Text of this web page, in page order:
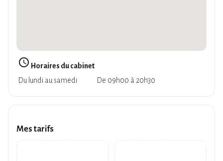
query_builder Horaires du cabinet
Du lundi au samedi
De 09h00 à 20h30
Mes tarifs